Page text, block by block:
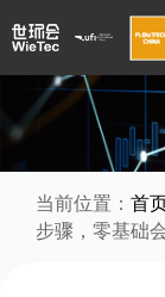
当前位置： 首
步骤，零基础